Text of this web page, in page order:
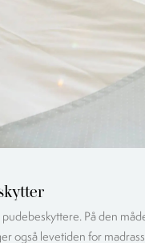
På den
også levetiden for